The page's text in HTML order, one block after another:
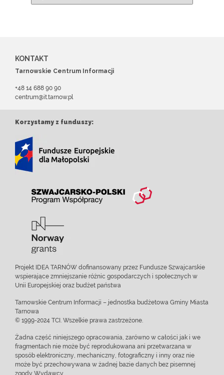
KONTAKT
Tarnowskie Centrum Informacji
+48 14 688 90 90
centrum@it.tarnow.pl
Korzystamy z funduszy:
Projekt IDEA TARNÓW dofinansowany przez Fundusze Szwajcarskie
wspierające zmniejszanie różnic gospodarczych i społecznych w
Unii Europejskiej oraz budżet państwa
Tarnowskie Centrum Informacji – jednostka budżetowa Gminy Miasta
Tarnowa
© 1999-2024 TCI. Wszelkie prawa zastrzeżone.
Żadna część niniejszego opracowania, zarówno w całości jak i we
fragmentach nie może być reprodukowana ani przetwarzana w
sposób elektroniczny, mechaniczny, fotograficzny i inny oraz nie
może być przechowywana w żadnej bazie danych bez pisemnej
zgody Wydawcy.